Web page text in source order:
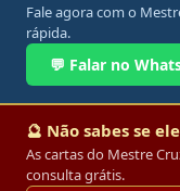
Fale agora com o
rápida.
💬 Falar no
🔮 Não sabes se
As cartas do Mestre
consulta grátis.